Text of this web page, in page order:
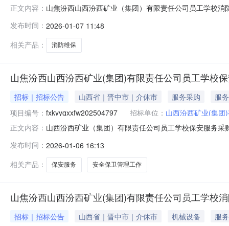
正文内容： 山焦汾西山西汾西矿业（集团）有限责任公司员工学校
公示内容：无三、联系方式采购人：山西汾西矿业(集团
发布时间： 2026-01-07 11:48
相关产品：
消防维保
山焦汾西山西汾西矿业(集团)有限责任公司员工学校
招标｜招标公告 山西省｜晋中市｜介休市 服务采购
服务
项目编号： fxkyygxxfw202504797 招标单位： 山西汾西矿业(集团
正文内容： 山西汾西矿业（集团）有限责任公司员工学校保安服务
采购人：山西汾西矿业（集团）有限责任公司员工学校
障安全，需通过
发布时间： 2026-01-06 16:13
相关产品：
保安服务 安全保卫管理工作
山焦汾西山西汾西矿业(集团)有限责任公司员工学校
招标｜招标公告 山西省｜晋中市｜介休市 机械设备
服务